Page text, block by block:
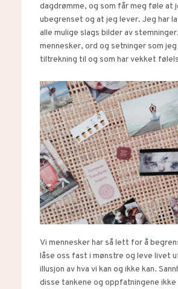
dagdrømme, og som får meg føle at
ubegrenset og at jeg lever. Jeg har
alle mulige slags bilder av
mennesker, ord og setninger som
tiltrekning til og som har vekket
Vi mennesker har så lett for å
låse oss fast i mønstre og leve livet
illusjon av hva vi kan og ikke kan.
disse tankene og oppfatningene ikke